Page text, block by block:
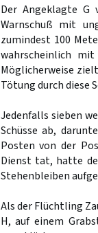
Der Angeklagte G
Warnschuß mit
zumindest 100
wahrscheinlich
Möglicherweise
Tötung durch diese
Jedenfalls sieben
Schüsse ab,
Posten von der
Dienst tat, hatte
Stehenbleiben
Als der Flüchtling
H, auf einem